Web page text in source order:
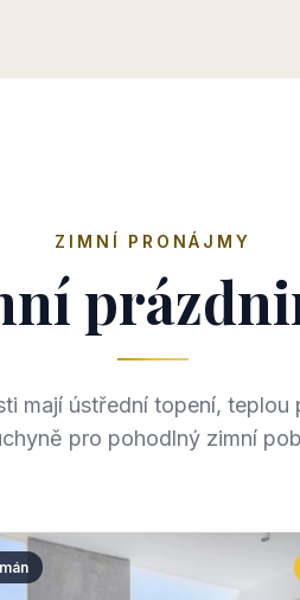
ZIMNÍ PRONÁJMY
mají ústřední topení,
pro pohodlný zimní